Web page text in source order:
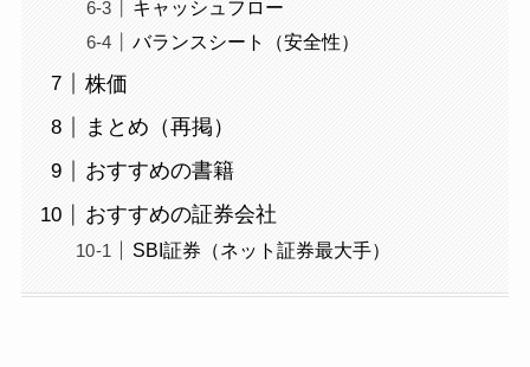
キャッシュフロー
バランスシート（安全性）
株価
まとめ（再掲）
おすすめの書籍
おすすめの証券会社
SBI証券（ネット証券最大手）